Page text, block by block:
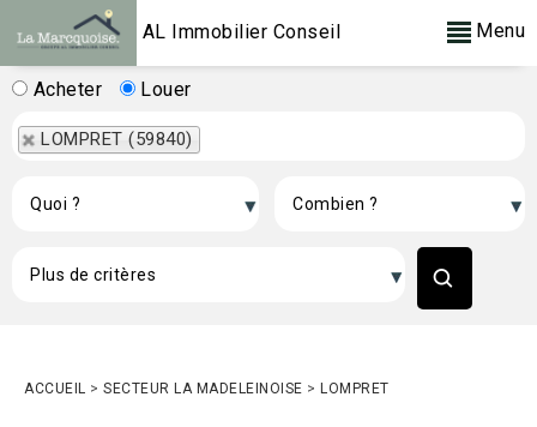
AL Immobilier Conseil Menu
Acheter Louer
LOMPRET (59840)
ACCUEIL > SECTEUR LA MADELEINOISE > LOMPRET